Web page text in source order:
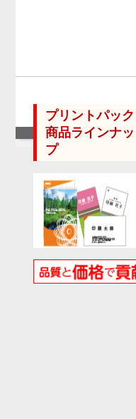
プリントパック
商品ラインナッ
プ